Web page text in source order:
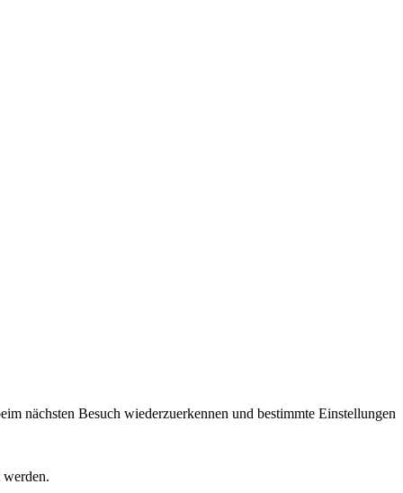
nächsten Besuch wiederzuerkennen und bestimmte Einstellungen